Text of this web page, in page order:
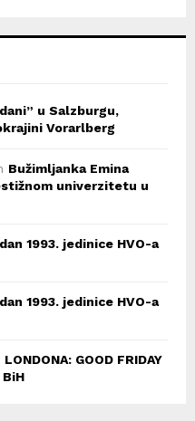
u Salzburgu,
Vorarlberg
Bužimljanka Emina
univerzitetu u
1993. jedinice HVO-a
1993. jedinice HVO-a
GOOD FRIDAY
BiH